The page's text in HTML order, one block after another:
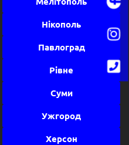
Нікополь
Павлоград
Рівне
Суми
Ужгород
Херсон